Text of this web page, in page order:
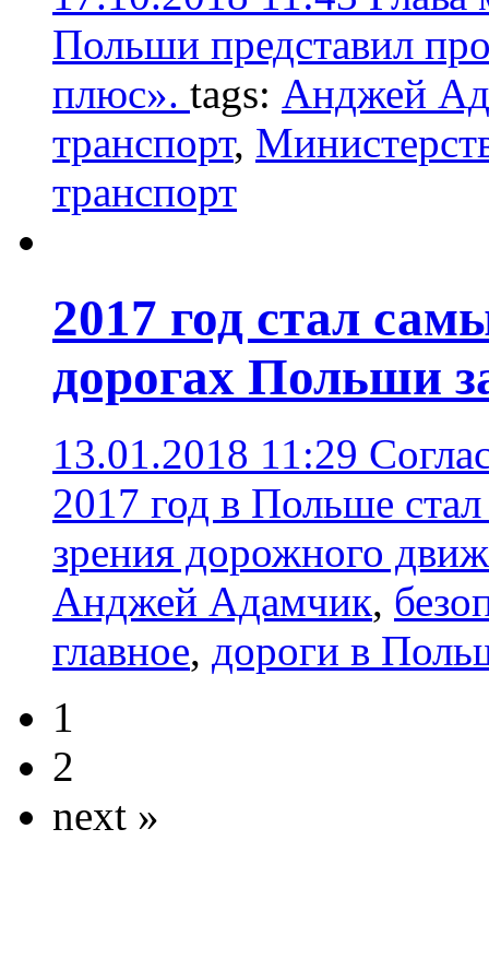
Польши представил
плюс». tags: Анджей
транспорт,
транспорт
2017 год стал
дорогах Польши
13.01.2018 11:29
2017 год в Польше
зрения дорожного
Анджей Адамчик,
главное, дороги в
1
2
next »